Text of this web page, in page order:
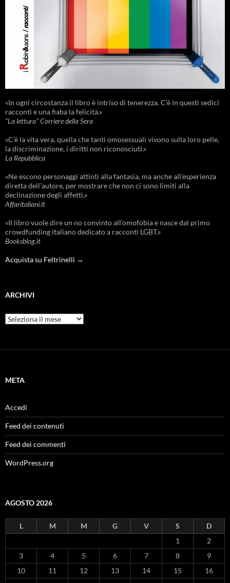
«In ogni circostanza il libro è intriso di tenerezza. C'è in questi sedici
racconti e una fiaba la felicità.»
"La lettura" Corriere della Sera
«C’è la vita vera, quella che tanti omosessuali vivono sulla loro pelle,
la discriminazione, i diritti non riconosciuti.»
La Repubblica
«Ne escono personaggi attinti alla fantasia, ma anche all’esperienza
diretta dell’autore, per mostrare che non ci sono limiti alla
declinazione degli affetti.»
Affaritaliani.it
«Il libro vuole dire un no convinto all’omofobia e nasce dal primo
crowdfunding italiano dedicato a racconti LGBT.»
Booksblog.it
Acquista su Feltrinelli →
ARCHIVI
Archivi
META
Accedi
Feed dei contenuti
Feed dei commenti
WordPress.org
AGOSTO 2026
L M M G V S
D
1
2
3
4 5 6 7 8
9
10
11 12 13 14 15
16